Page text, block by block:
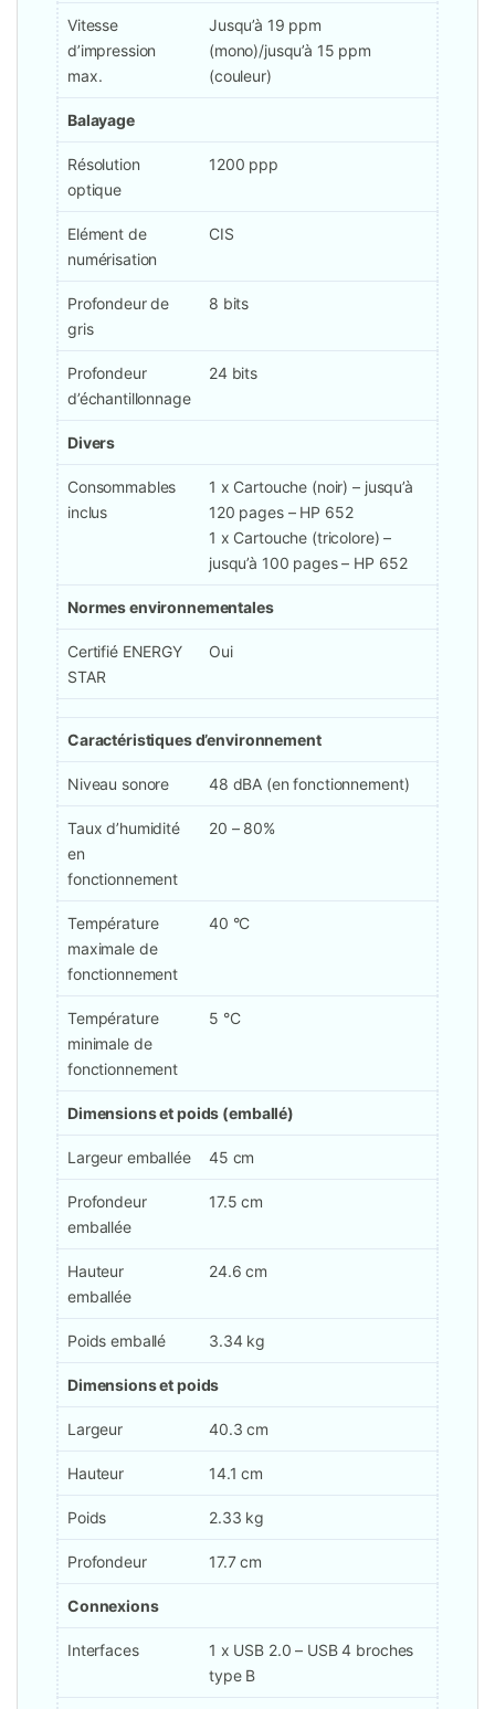
Vitesse
d’impression
max.
Jusqu’à 19 ppm
(mono)/jusqu’à 15 ppm
(couleur)
Balayage
Résolution
optique
1200 ppp
Elément de
numérisation
CIS
Profondeur de
gris
8 bits
Profondeur
d’échantillonnage
24 bits
Divers
Consommables
inclus
1 x Cartouche (noir) – jusqu’à
120 pages – HP 652
1 x Cartouche (tricolore) –
jusqu’à 100 pages – HP 652
Normes environnementales
Certifié ENERGY
STAR
Oui
Caractéristiques d’environnement
Niveau sonore 48 dBA (en fonctionnement)
Taux d’humidité
en
fonctionnement
20 – 80%
Température
maximale de
fonctionnement
40 °C
Température
minimale de
fonctionnement
5 °C
Dimensions et poids (emballé)
Largeur emballée 45 cm
Profondeur
emballée
17.5 cm
Hauteur
emballée
24.6 cm
Poids emballé 3.34 kg
Dimensions et poids
Largeur 40.3 cm
Hauteur 14.1 cm
Poids 2.33 kg
Profondeur 17.7 cm
Connexions
Interfaces
1 x USB 2.0 – USB 4 broches
type B